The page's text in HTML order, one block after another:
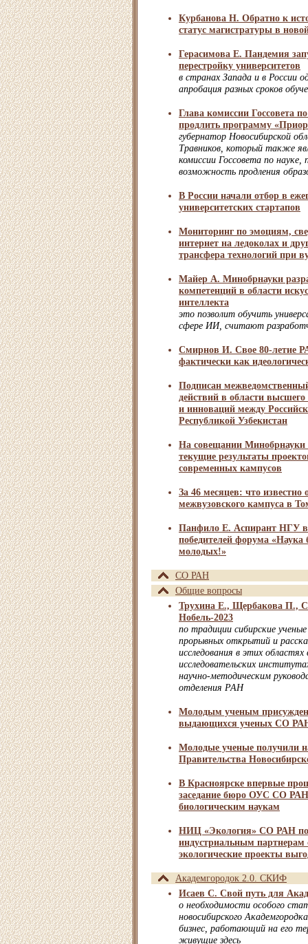
Курбанова Н. Обратно к
статус магистратуры в
Герасимова Е. Пандемия
перестройку университетов
в странах Запада и в России
апробация разных сроков
Глава комиссии Госсовета
продлить программу
губернатор Новосибирской
Травников, который также
комиссии Госсовета по
возможность продления
В России начали отбор в
университетских стартапов
Мониторинг по эмоциям,
интернет на ледоколах и
трансфера технологий при
Майер А. Минобрнауки
компетенций в области
интеллекта
это позволит обучить
сфере ИИ, считают
Смирнов И. Свое 80-летие
фактически как
Подписан
действий в области
и инноваций между
Республикой Узбекистан
На совещании Минобрнауки
текущие результаты
современных кампусов
За 46 месяцев: что известно
межвузовского кампуса в
Панфило Е. Аспирант НГУ
победителей форума «Наука
молодых!»
СО РАН
Общие вопросы
Трухина Е., Щербакова П.,
Нобель-2023
по традиции сибирские
прорывных открытий и
исследования в этих областях
исследовательских
научно-методическим
отделения РАН
Молодым ученым
выдающихся ученых СО
Молодые ученые получили
Правительства
В Красноярске впервые
заседание бюро ОУС СО
биологическим наукам
НИЦ «Экология» СО РАН
индустриальным партнерам
экологические проекты
Академгородок 2.0. СКИФ
Исаев С. Свой путь для
о необходимости особого
новосибирского
бизнес, работающий на его
живущие здесь